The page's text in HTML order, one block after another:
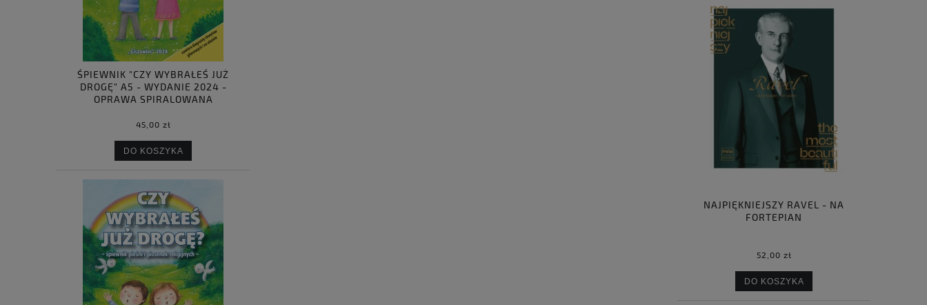
ŚPIEWNIK "CZY WYBRAŁEŚ JUŻ
DROGĘ" A5 - WYDANIE 2024 -
OPRAWA SPIRALOWANA
45,00 zł
DO KOSZYKA
NAJPIĘKNIEJSZY RAVEL - NA
FORTEPIAN
52,00 zł
DO KOSZYKA